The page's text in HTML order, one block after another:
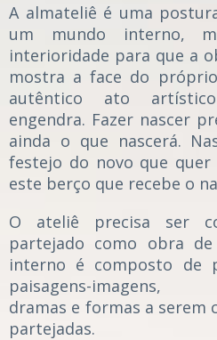
A almateliê é uma
um mundo interno,
interioridade para que a
mostra a face do
autêntico ato
engendra. Fazer nascer
ainda o que nascerá.
festejo do novo que
este berço que recebe o
O ateliê precisa ser
partejado como obra
interno é composto de
paisagens-imagens,
dramas e formas a serem
partejadas.